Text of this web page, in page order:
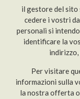
il gestore del sito
cedere i vostri
personali si
identificare la
Per visitare
informazioni sulla
la nostra offerta